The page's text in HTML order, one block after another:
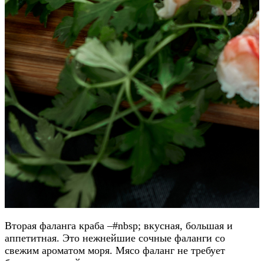
Вторая фаланга краба –#nbsp; вкусная, большая и
аппетитная. Это нежнейшие сочные фаланги со
свежим ароматом моря. Мясо фаланг не требует